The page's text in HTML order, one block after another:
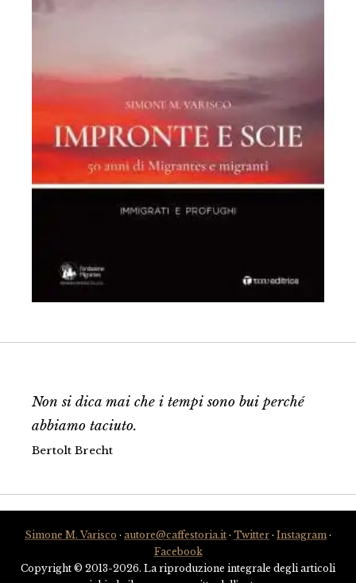
Non si dica mai che i tempi sono bui perché
abbiamo taciuto.
Bertolt Brecht
Simone M. Varisco · autore@caffestoria.it · Twitter · Instagram ·
Facebook
Copyright © 2013-2026. La riproduzione integrale degli articoli